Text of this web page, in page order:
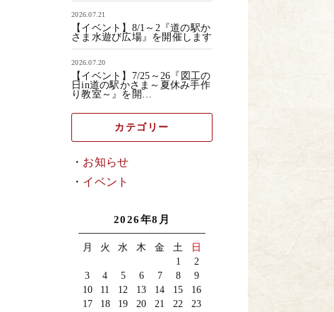
2026.07.21
【イベント】8/1～2『道の駅か
さま水遊び広場』を開催します
2026.07.20
【イベント】7/25～26『図工の
日in道の駅かさま～夏休み手作
り教室～』を開…
カテゴリー
お知らせ
イベント
2026年8月
月 火 水 木 金 土
日
1
2
3
4 5 6 7 8
9
10
11 12 13 14 15
16
17
18 19 20 21 22
23